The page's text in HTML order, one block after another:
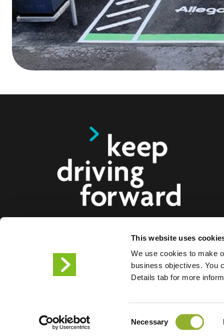
This website uses
We use cookies to make
business objectives. You
Details tab for more
Necessary
Vi tilbyr smarte ladeløsninger for elbiler,
lastebiler til forbrukere, bedrifter og byer. Våre
ladeløsninger gjør det enklere for bedrifter og
infrastrukturen elbilister trenger, samtidig som
Vilkår for bruk
Informasjonskapsler